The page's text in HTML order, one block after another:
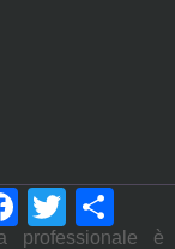
professionale
FacebookTwitter